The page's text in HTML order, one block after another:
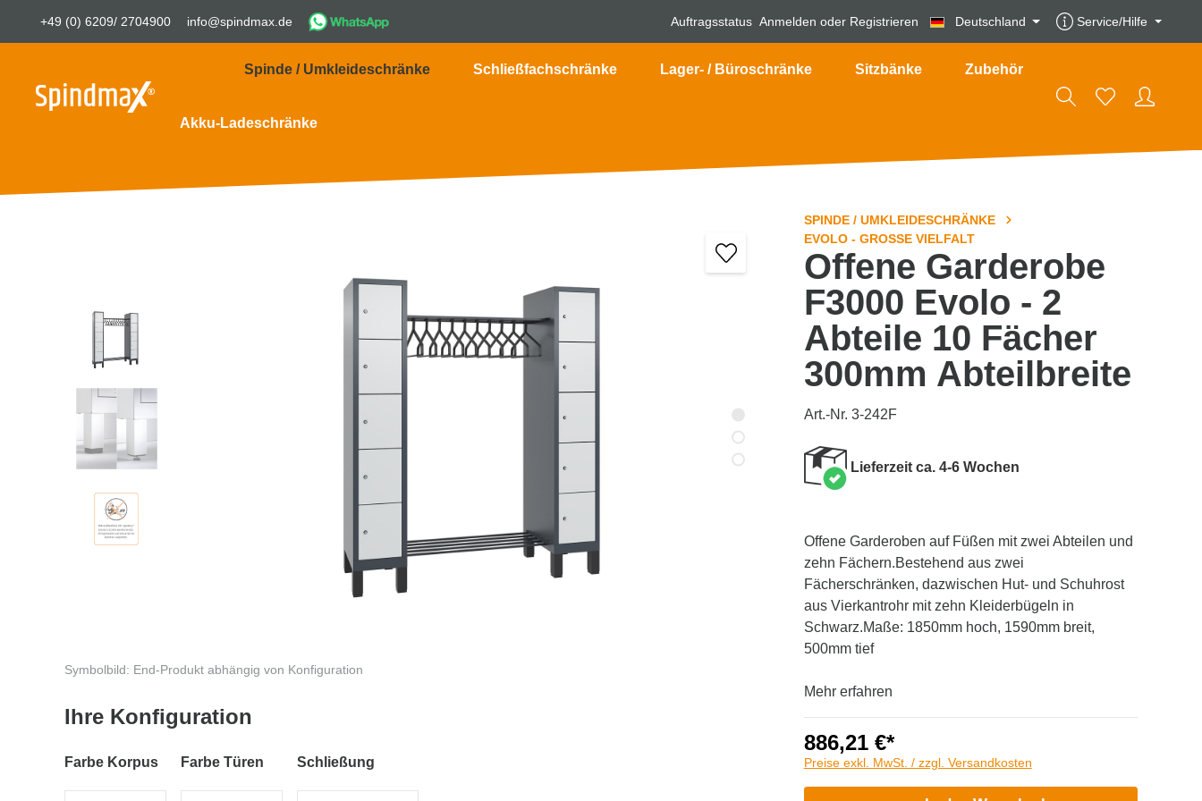
+49 (0) 6209/ 2704900 info@spindmax.de Auftragsstatus Anmelden oder Registrieren Deutschland Service/Hilfe
Spinde / Umkleideschränke Schließfachschränke Lager- / Büroschränke Sitzbänke Zubehör
Akku-Ladeschränke
Symbolbild: End-Produkt abhängig von Konfiguration
Ihre Konfiguration
Farbe Korpus Farbe Türen Schließung
SPINDE / UMKLEIDESCHRÄNKE
EVOLO - GROSSE VIELFALT
Offene Garderobe
F3000 Evolo - 2
Abteile 10 Fächer
300mm Abteilbreite
Art.-Nr. 3-242F
Lieferzeit ca. 4-6 Wochen
Offene Garderoben auf Füßen mit zwei Abteilen und
zehn Fächern.Bestehend aus zwei
Fächerschränken, dazwischen Hut- und Schuhrost
aus Vierkantrohr mit zehn Kleiderbügeln in
Schwarz.Maße: 1850mm hoch, 1590mm breit,
500mm tief
Mehr erfahren
886,21 €*
Preise exkl. MwSt. / zzgl. Versandkosten